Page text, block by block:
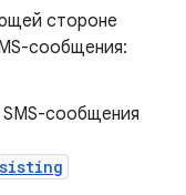
стороне
сообщения:
сообщения